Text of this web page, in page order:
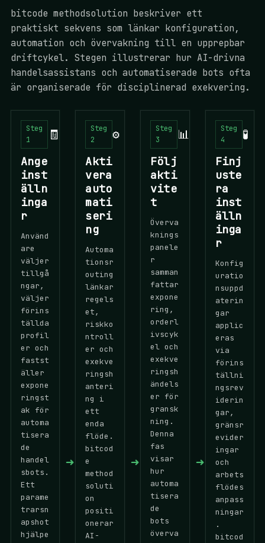
bitcode methodsolution beskriver ett
praktiskt sekvens som länkar konfiguration,
automation och övervakning till en upprepbar
driftcykel. Stegen illustrerar hur AI-drivna
handelsassistans och automatiserade bots ofta
är organiserade för disciplinerad exekvering.
Steg
1
🧾
Ange
inst
älln
inga
r
Använd
are
väljer
tillgå
ngar,
väljer
förins
tällda
profil
er och
fastst
äller
expone
ringst
ak för
automa
tisera
de
handel
sbots.
Ett
parame
trarsn
apshot
hjälpe
➜
Steg
2
⚙️
Akti
vera
auto
mati
seri
ng
Automa
tionsr
outing
länkar
regels
et,
riskko
ntroll
er och
exekve
ringsh
anteri
ng i
ett
enda
flöde.
bitcod
e
method
soluti
on
positi
onerar
AI-
➜
Steg
3
📊
Följ
akti
vite
t
Överva
knings
panele
r
samman
fattar
expone
ring,
orderl
ivscyk
el och
exekve
ringsh
ändels
er för
gransk
ning.
Denna
fas
visar
hur
automa
tisera
de
bots
överva
➜
Steg
4
🧪
Finj
uste
ra
inst
älln
inga
r
Konfig
uratio
nsuppd
aterin
gar
applic
eras
via
förins
tällni
ngsrev
iderin
gar,
gränsr
evider
ingar
och
arbets
flödes
anpass
ningar
.
bitcod